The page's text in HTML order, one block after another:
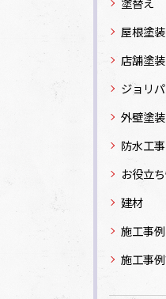
屋根塗装
店舗塗装
ジョリ
外壁塗装
防水工事
お役立
建材
施工事例
施工事